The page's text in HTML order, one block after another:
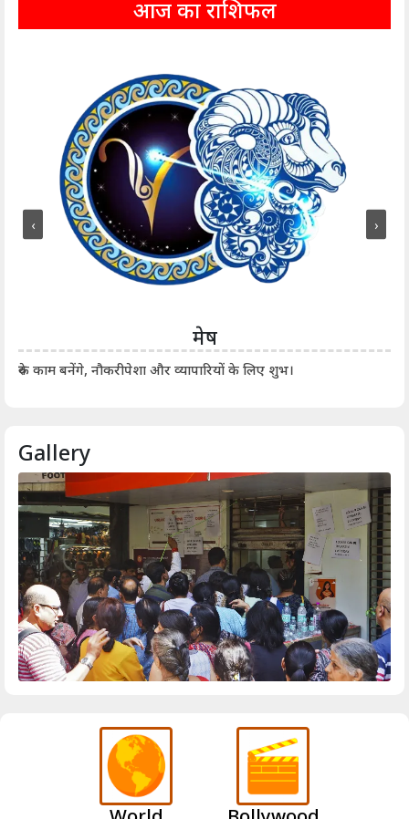
आज का राशिफल
मेष
रुके काम बनेंगे, नौकरीपेशा और व्यापारियों के लिए शुभ।
‹ ›
Gallery